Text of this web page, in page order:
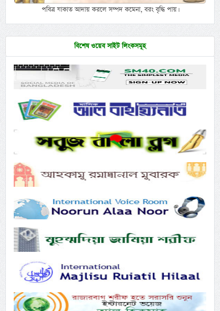
পবিত্র যাকাত আদায় করলে সম্পদ কমেনা, বরং বৃদ্ধি পায়।
বিশেষ ওয়েব সাইট লিংকসমূহ